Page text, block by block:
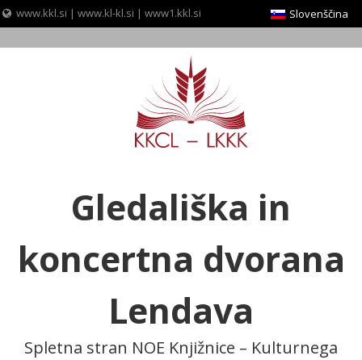
www.kkl.si | www.kl-kl.si | www1.kkl.si
Slovenščina
Gledališka in
koncertna dvorana
Lendava
Spletna stran NOE Knjižnice – Kulturnega